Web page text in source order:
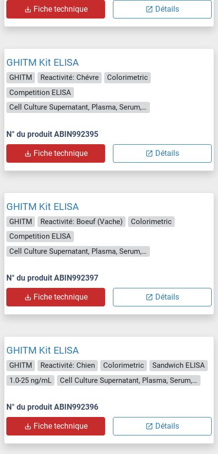
Fiche technique Détails
GHITM Kit ELISA
GHITM Reactivité: Chévre
Colorimetric
Competition ELISA
Cell Culture Supernatant, Plasma, Serum, Tissue Homogenate
N° du produit ABIN992395
Fiche technique Détails
GHITM Kit ELISA
GHITM Reactivité: Boeuf (Vache)
Colorimetric
Competition ELISA
Cell Culture Supernatant, Plasma, Serum, Tissue Homogenate
N° du produit ABIN992397
Fiche technique Détails
GHITM Kit ELISA
GHITM Reactivité: Chien Colorimetric
Sandwich ELISA
1.0-25 ng/mL
Cell Culture Supernatant, Plasma, Serum, Tissue Homogenate
N° du produit ABIN992396
Fiche technique Détails